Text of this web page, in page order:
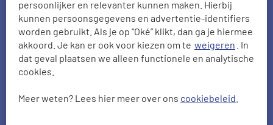
persoonlijker en relevanter kunnen maken. Hierbij
kunnen persoonsgegevens en advertentie-identifiers
worden gebruikt. Als je op “Oké” klikt, dan ga je hiermee
akkoord. Je kan er ook voor kiezen om te weigeren . In
dat geval plaatsen we alleen functionele en analytische
cookies.
Meer weten? Lees hier meer over ons cookiebeleid
OHRA woonverzekeringen.